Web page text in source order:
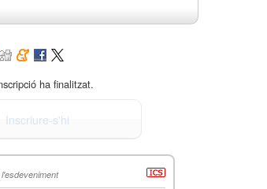
ha finalitzat.
Inscriure-s'hi